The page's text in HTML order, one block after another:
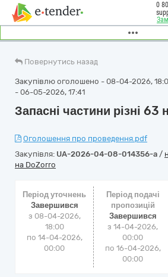
0
Повернутись назад
Закупівлю оголошено - 08-04-2026,
- 06-05-2026, 17:41
Запасні частини різні 63
Оголошення про проведення.pdf
Закупівля: UA-2026-04-08-014356-a /
на DoZorro
Період уточнень
Завершився
з 08-04-2026,
18:00
по 14-04-2026,
00:00
Період подачі
пропозицій
Завершився
з 14-04-2026,
00:00
по 16-04-2026,
00:00